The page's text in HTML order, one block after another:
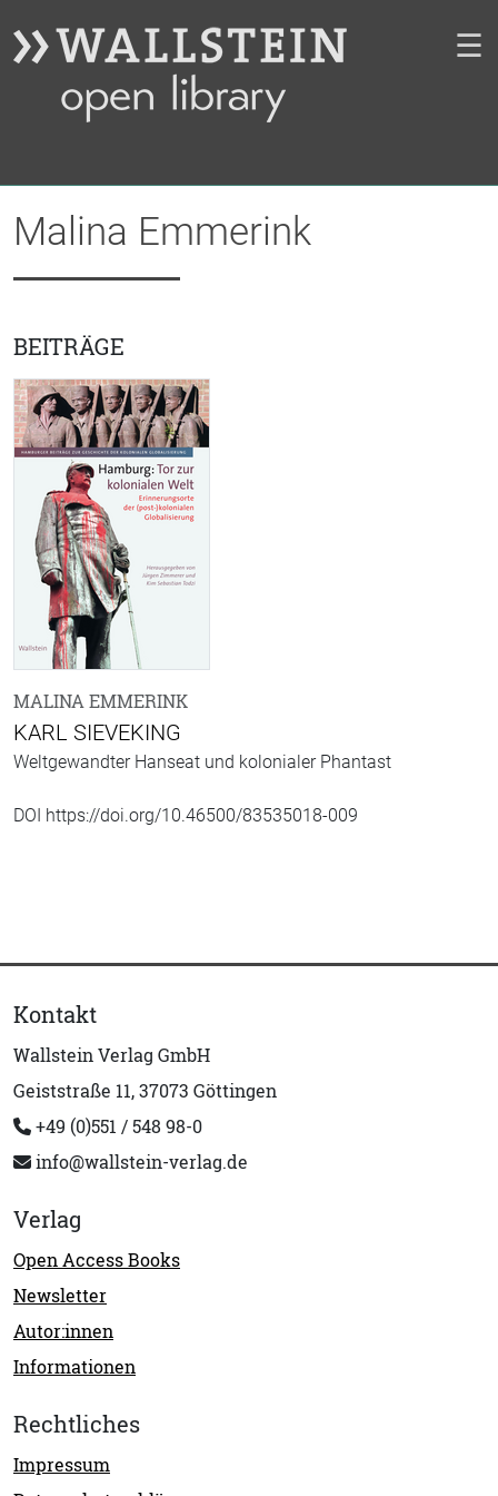
☰
Malina Emmerink
BEITRÄGE
MALINA EMMERINK
KARL SIEVEKING
Weltgewandter Hanseat und kolonialer Phantast
DOI https://doi.org/10.46500/83535018-009
Kontakt
Wallstein Verlag GmbH
Geiststraße 11, 37073 Göttingen
+49 (0)551 / 548 98-0
info@wallstein-verlag.de
Verlag
Open Access Books
Newsletter
Autor:innen
Informationen
Rechtliches
Impressum